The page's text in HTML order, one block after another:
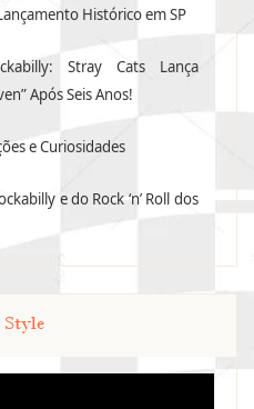
Histórico em SP
Stray Cats Lança
Após Seis Anos!
e Curiosidades
e do Rock ‘n’ Roll dos
Style